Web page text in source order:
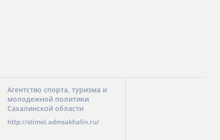
Агентство спорта, туризма и
молодежной политики
Сахалинской области
http://stimol.admsakhalin.ru/